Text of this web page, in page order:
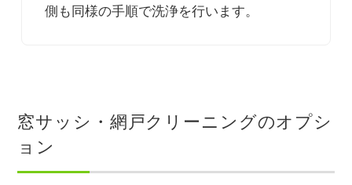
側も同様の手順で洗浄を行います。
窓サッシ・網戸クリーニングのオプシ
ョン